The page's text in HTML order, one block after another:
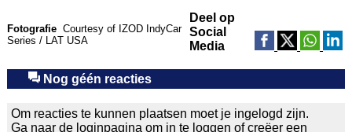
Fotografie Courtesy of IZOD IndyCar
Series / LAT USA
Deel op
Social
Media
Nog géén reacties
Om reacties te kunnen plaatsen moet je ingelogd zijn.
Ga naar de loginpaginaom in te loggen ofcreëer een